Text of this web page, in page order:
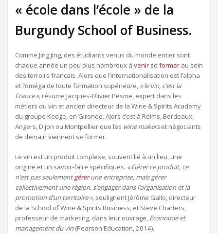
« école dans l’école » de la
Burgundy School of Business.
Comme Jing Jing, des étudiants venus du monde entier sont
chaque année un peu plus nombreux à venir se former au sein
des terroirs français. Alors que l’internationalisation est l’alpha
et l’oméga de toute formation supérieure, « le vin, c’est la
France », résume Jacques-Olivier Pesme, expert dans les
métiers du vin et ancien directeur de la Wine & Spirits Academy
du groupe Kedge, en Gironde. Alors c’est à Reims, Bordeaux,
Angers, Dijon ou Montpellier que les wine makerset négociants
de demain viennent se former.
Le vin est un produit complexe, souvent lié à un lieu, une
origine et un savoir-faire spécifiques. « Gérer ce produit, ce
n’est pas seulementgérerune entreprise, mais gérer
collectivement une région, s’engager dans l’organisation et la
promotion d’un territoire », soulignent Jérôme Gallo, directeur
de la School of Wine & Spirits Business, et Steve Charters,
professeur de marketing, dans leur ouvrage, Economie et
management du vin(Pearson Education, 2014).